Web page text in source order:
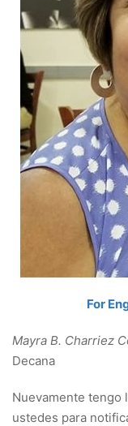
For
Mayra B. Charriez
Decana
Nuevamente tengo
ustedes para